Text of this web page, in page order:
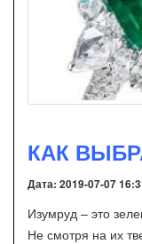
КАК
Дата: 2019-07-07
Изумруд – это
Не смотря на их